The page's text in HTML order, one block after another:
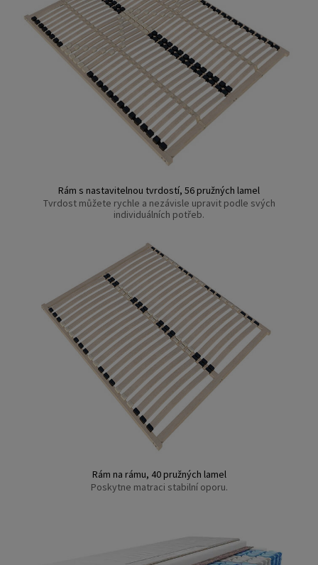
Rám s nastavitelnou tvrdostí, 56 pružných lamel
Tvrdost můžete rychle a nezávisle upravit podle svých
individuálních potřeb.
Rám na rámu, 40 pružných lamel
Poskytne matraci stabilní oporu.